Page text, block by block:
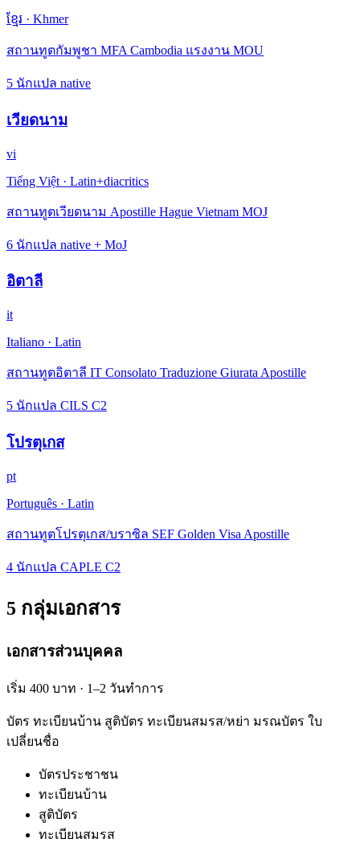
ខ្មែរ · Khmer
สถานทูตกัมพูชา MFA Cambodia แรงงาน MOU
5 นักแปล native
เวียดนาม
vi
Tiếng Việt · Latin+diacritics
สถานทูตเวียดนาม Apostille Hague Vietnam MOJ
6 นักแปล native + MoJ
อิตาลี
it
Italiano · Latin
สถานทูตอิตาลี IT Consolato Traduzione Giurata Apostille
5 นักแปล CILS C2
โปรตุเกส
pt
Português · Latin
สถานทูตโปรตุเกส/บราซิล SEF Golden Visa Apostille
4 นักแปล CAPLE C2
5 กลุ่มเอกสาร
เอกสารส่วนบุคคล
เริ่ม 400 บาท · 1–2 วันทำการ
บัตร ทะเบียนบ้าน สูติบัตร ทะเบียนสมรส/หย่า มรณบัตร ใบ
เปลี่ยนชื่อ
บัตรประชาชน
ทะเบียนบ้าน
สูติบัตร
ทะเบียนสมรส